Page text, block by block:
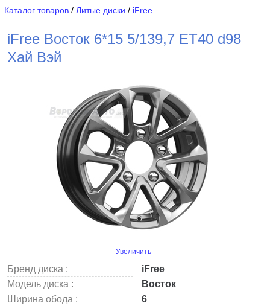
Каталог товаров / Литые диски / iFree
iFree Восток 6*15 5/139,7 ET40 d98
Хай Вэй
Увеличить
Бренд диска :
iFree
Модель диска :
Восток
Ширина обода :
6